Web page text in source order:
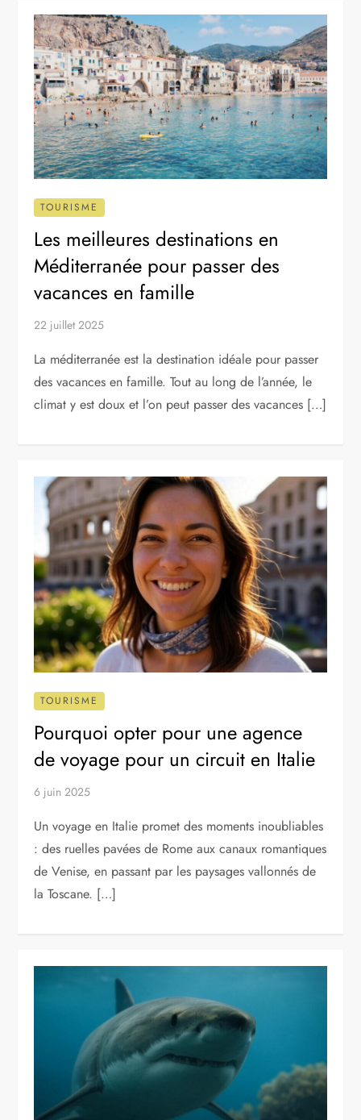
TOURISME
Les meilleures destinations en
Méditerranée pour passer des
vacances en famille
22 juillet 2025
La méditerranée est la destination idéale pour passer
des vacances en famille. Tout au long de l’année, le
climat y est doux et l’on peut passer des vacances […]
TOURISME
Pourquoi opter pour une agence
de voyage pour un circuit en Italie
6 juin 2025
Un voyage en Italie promet des moments inoubliables
: des ruelles pavées de Rome aux canaux romantiques
de Venise, en passant par les paysages vallonnés de
la Toscane. […]